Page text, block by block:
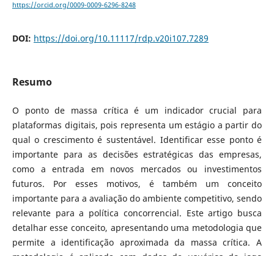
https://orcid.org/0009-0009-6296-8248
DOI: https://doi.org/10.11117/rdp.v20i107.7289
Resumo
O ponto de massa crítica é um indicador crucial para
plataformas digitais, pois representa um estágio a partir do
qual o crescimento é sustentável. Identificar esse ponto é
importante para as decisões estratégicas das empresas,
como a entrada em novos mercados ou investimentos
futuros. Por esses motivos, é também um conceito
importante para a avaliação do ambiente competitivo, sendo
relevante para a política concorrencial. Este artigo busca
detalhar esse conceito, apresentando uma metodologia que
permite a identificação aproximada da massa crítica. A